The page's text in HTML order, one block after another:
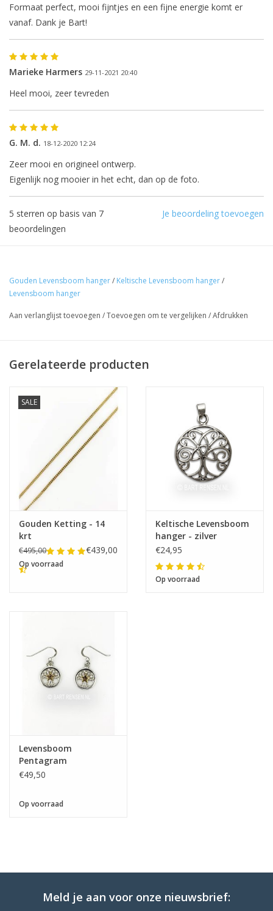
Formaat perfect, mooi fijntjes en een fijne energie komt er
vanaf. Dank je Bart!
Marieke Harmers 29-11-2021 20:40
Heel mooi, zeer tevreden
G. M. d. 18-12-2020 12:24
Zeer mooi en origineel ontwerp.
Eigenlijk nog mooier in het echt, dan op de foto.
Je beoordeling toevoegen
5 sterren op basis van 7
beoordelingen
Gouden Levensboom hanger/ Keltische Levensboom hanger/
Levensboom hanger
Aan verlanglijst toevoegen /Toevoegen om te vergelijken /Afdrukken
Gerelateerde producten
SALE
Gouden Ketting - 14
krt
€495,00 €439,00
Op voorraad
Keltische Levensboom
hanger - zilver
€24,95
Op voorraad
Levensboom
Pentagram
Oorhangers
€49,50
Op voorraad
Meld je aan voor onze nieuwsbrief: